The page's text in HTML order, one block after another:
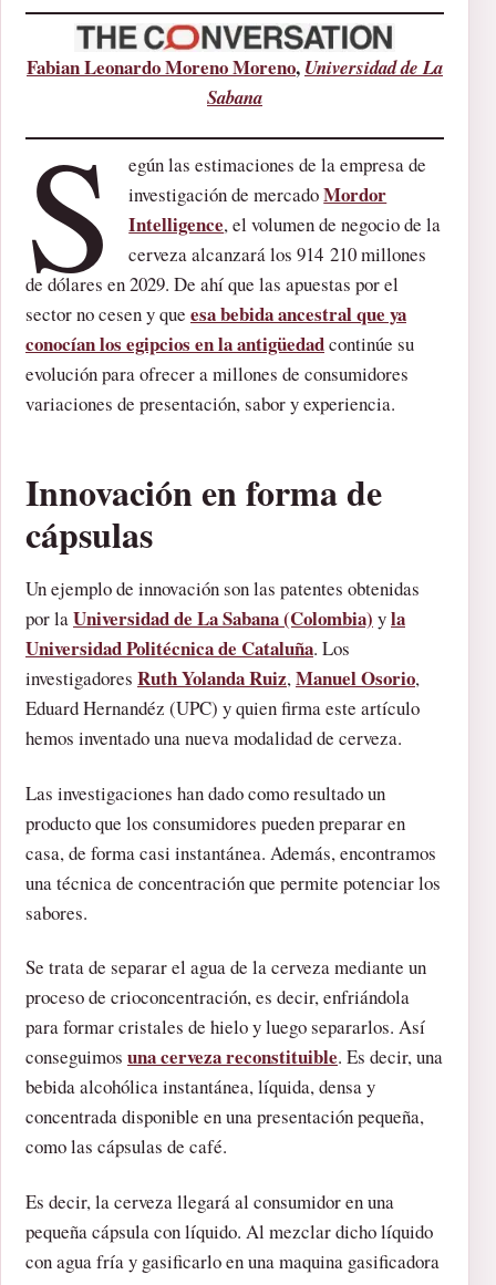
Fabian Leonardo Moreno Moreno, Universidad de La
Sabana
S
egún las estimaciones de la empresa de
investigación de mercadoMordor
Intelligence, el volumen de negocio de la
cerveza alcanzará los 914 210 millones
de dólares en 2029. De ahí que las apuestas por el
sector no cesen y que esa bebida ancestral que ya
conocían los egipcios en la antigüedadcontinúe su
evolución para ofrecer a millones de consumidores
variaciones de presentación, sabor y experiencia.
Innovación en forma de
cápsulas
Un ejemplo de innovación son las patentes obtenidas
por laUniversidad de La Sabana (Colombia) yla
Universidad Politécnica de Cataluña. Los
investigadores Ruth Yolanda Ruiz,Manuel Osorio,
Eduard Hernandéz (UPC) y quien firma este artículo
hemos inventado una nueva modalidad de cerveza.
Las investigaciones han dado como resultado un
producto que los consumidores pueden preparar en
casa, de forma casi instantánea. Además, encontramos
una técnica de concentración que permite potenciar los
sabores.
Se trata de separar el agua de la cerveza mediante un
proceso de crioconcentración, es decir, enfriándola
para formar cristales de hielo y luego separarlos. Así
conseguimos una cerveza reconstituible. Es decir, una
bebida alcohólica instantánea, líquida, densa y
concentrada disponible en una presentación pequeña,
como las cápsulas de café.
Es decir, la cerveza llegará al consumidor en una
pequeña cápsula con líquido. Al mezclar dicho líquido
con agua fría y gasificarlo en una maquina gasificadora